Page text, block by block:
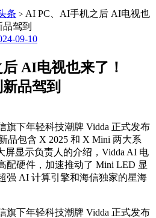
条 > AI PC、AI手机之后 AI电视也
驾到
09-10
AI电视也来了！
品驾到
旗下年轻科技潮牌 Vidda 正式发布
品包含 X 2025 和 X Mini 两大系
屏显示负责人的介绍，Vidda AI 电
配硬件，加速推动了 Mini LED 显
强 AI 计算引擎和海信独家的星海
旗下年轻科技潮牌 Vidda 正式发布